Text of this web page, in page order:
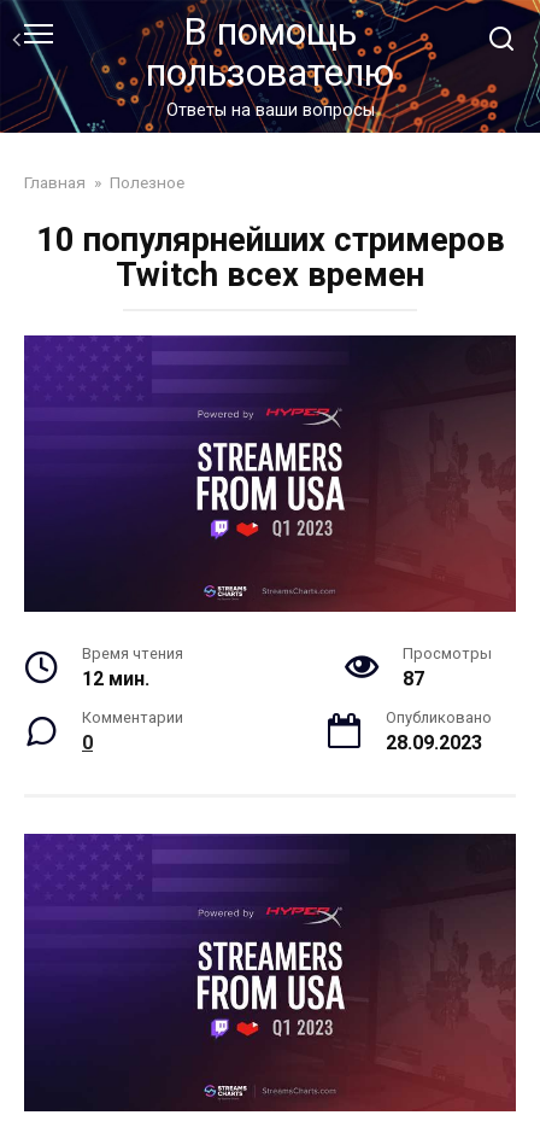
Перейти
контенту
В помощь
пользователю
Ответы на ваши вопросы
Главная » Полезное
10 популярнейших стримеров
Twitch всех времен
Время чтения
12 мин.
Просмотры
87
Комментарии
0
Опубликовано
28.09.2023